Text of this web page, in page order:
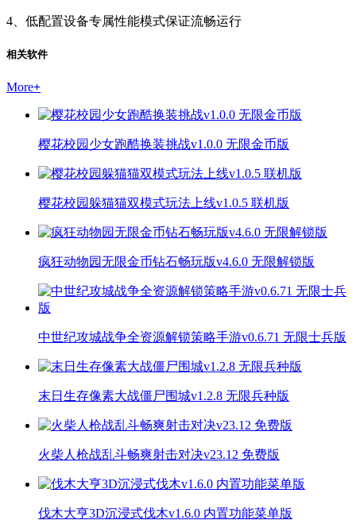
4、低配置设备专属性能模式保证流畅运行
相关软件
More+
樱花校园少女跑酷换装挑战v1.0.0 无限金币版
樱花校园躲猫猫双模式玩法上线v1.0.5 联机版
疯狂动物园无限金币钻石畅玩版v4.6.0 无限解锁版
中世纪攻城战争全资源解锁策略手游v0.6.71 无限士兵版
末日生存像素大战僵尸围城v1.2.8 无限兵种版
火柴人枪战乱斗畅爽射击对决v23.12 免费版
伐木大亨3D沉浸式伐木v1.6.0 内置功能菜单版